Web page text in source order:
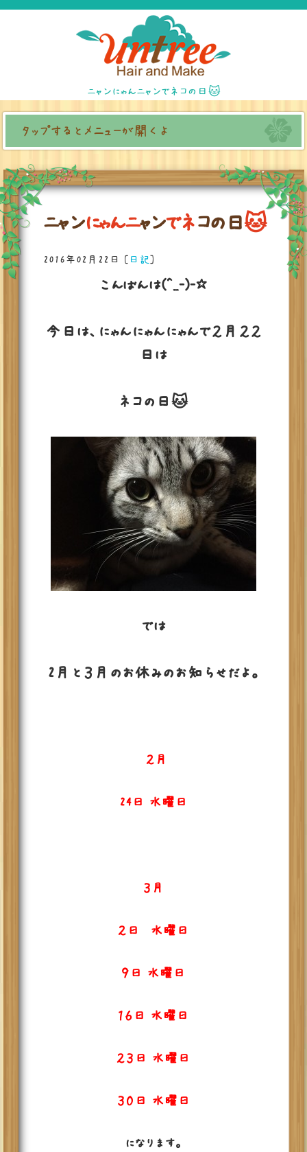
ニャンにゃんニャンでネコの日🐱
タップするとメニューが開くよ
ニャンにゃんニャンでネコの日
2016年02月22日 [日記]
こんばんは(^_-)-☆
今日は、にゃんにゃんにゃんで２月２２
日は
ネコの日🐱
では
2月と３月のお休みのお知らせだよ。
２月
24日 水曜日
３月
２日 水曜日
９日 水曜日
１６日 水曜日
２３日 水曜日
３０日 水曜日
になります。